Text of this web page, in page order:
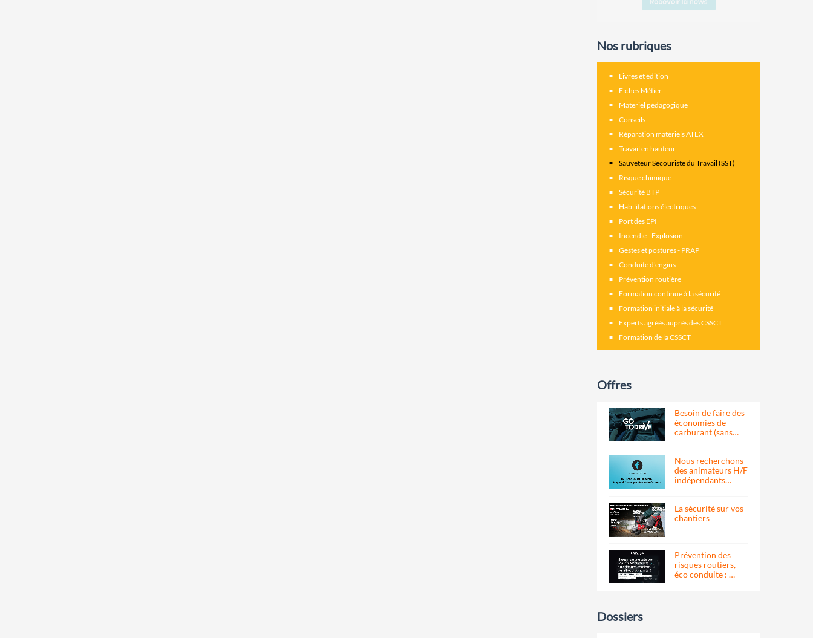
Nos rubriques
Livres et édition
Fiches Métier
Materiel pédagogique
Conseils
Réparation matériels ATEX
Travail en hauteur
Sauveteur Secouriste du Travail (SST)
Risque chimique
Sécurité BTP
Habilitations électriques
Port des EPI
Incendie - Explosion
Gestes et postures - PRAP
Conduite d'engins
Prévention routière
Formation continue à la sécurité
Formation initiale à la sécurité
Experts agréés auprés des CSSCT
Formation de la CSSCT
Offres
Besoin de faire des
économies de
carburant (sans…
Nous recherchons
des animateurs H/F
indépendants…
La sécurité sur vos
chantiers
Prévention des
risques routiers,
éco conduite : …
Dossiers